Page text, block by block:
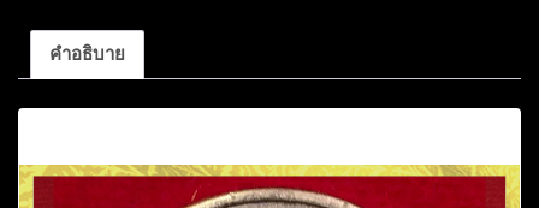
เนื้อ
า
คำอธิบาย